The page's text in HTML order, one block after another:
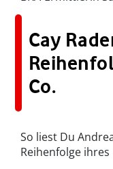
Cay
Co.
So liest Du
Reihenfolge